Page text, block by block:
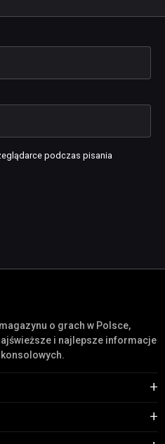
podczas pisania
o grach w Polsce,
i najlepsze informacje